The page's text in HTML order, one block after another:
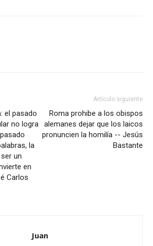
el pasado
no logra
la
un
en
Carlos
Artículo siguiente
Roma prohibe a los obispos
alemanes dejar que los laicos
pronuncien la homilía -- Jesús
Bastante
Juan